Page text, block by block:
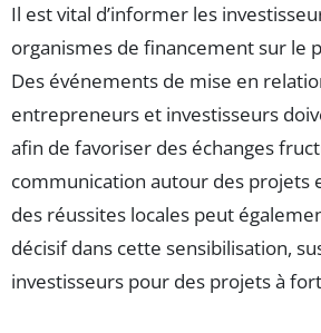
Il est vital d’informer les
organismes de financement sur le
Des événements de mise en
entrepreneurs et investisseurs
afin de favoriser des échanges
communication autour des projets
des réussites locales peut
décisif dans cette sensibilisation,
investisseurs pour des projets à